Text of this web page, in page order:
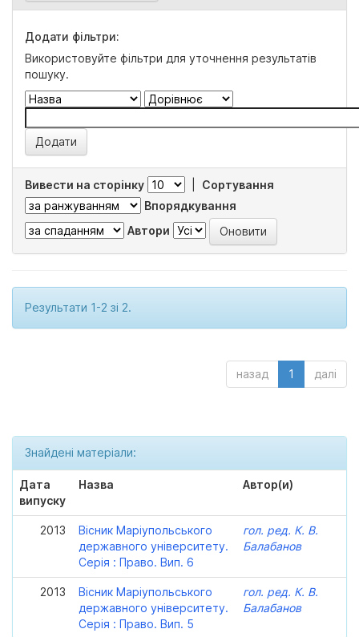
Додати фільтри:
Використовуйте фільтри для уточнення результатів
пошуку.
Вивести на сторінку
Сортування
Впорядкування
Автори
Результати 1-2 зі 2.
назад 1 далі
Знайдені матеріали:
Дата
випуску
Назва Автор(и)
2013
Вісник Маріупольського
державного університету.
Серія : Право. Вип. 6
гол. ред. К. В.
Балабанов
2013
Вісник Маріупольського
державного університету.
Серія : Право. Вип. 5
гол. ред. К. В.
Балабанов